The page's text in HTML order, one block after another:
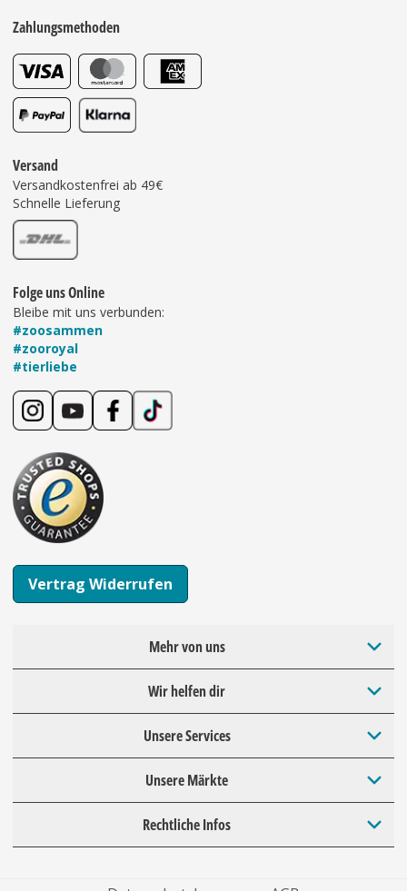
Zahlungsmethoden
Versand
Versandkostenfrei ab 49€
Schnelle Lieferung
Folge uns Online
Bleibe mit uns verbunden:
#zoosammen
#zooroyal
#tierliebe
Vertrag Widerrufen
Mehr von uns
Wir helfen dir
Unsere Services
Unsere Märkte
Rechtliche Infos